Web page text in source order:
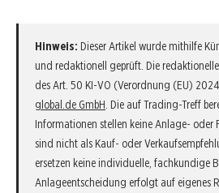
Hinweis: Dieser Artikel wurde mithilfe
und redaktionell geprüft. Die
des Art. 50 KI-VO (Verordnung (EU)
global.de GmbH . Die auf Trading-Treff
Informationen stellen keine Anlage- oder
sind nicht als Kauf- oder
ersetzen keine individuelle, fachkundige
Anlageentscheidung erfolgt auf eigenes